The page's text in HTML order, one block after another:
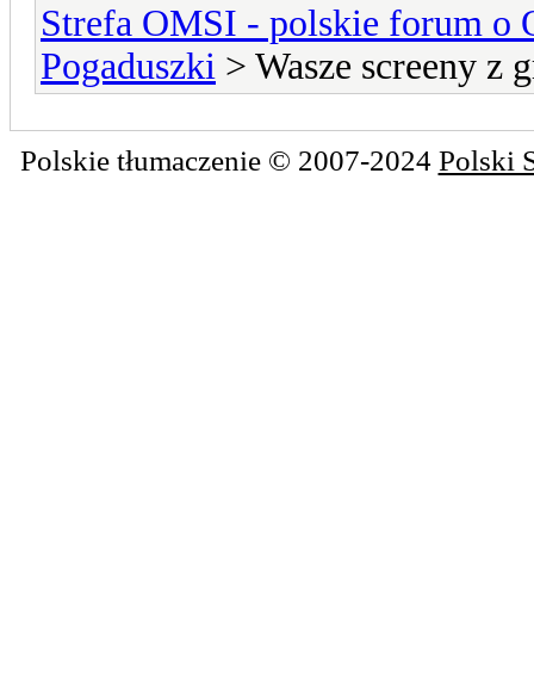
Strefa OMSI - polskie forum o
Pogaduszki > Wasze screeny z
Polskie tłumaczenie © 2007-2024 Polski